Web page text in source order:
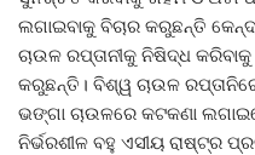
ଲଗାଇବାକୁ ବିଚାର କରୁଛନ୍ତି
ଚାଉଳ ରପ୍ତାନୀକୁ ନିଷିଦ୍ଧ
କରୁଛନ୍ତି। ବିଶ୍ୱ ଚାଉଳ
ଭଙ୍ଗା ଚାଉଳରେ କଟକଣା
ନିର୍ଭରଶୀଳ ବହୁ ଏସୀୟ ରାଷ୍ଟ୍ର